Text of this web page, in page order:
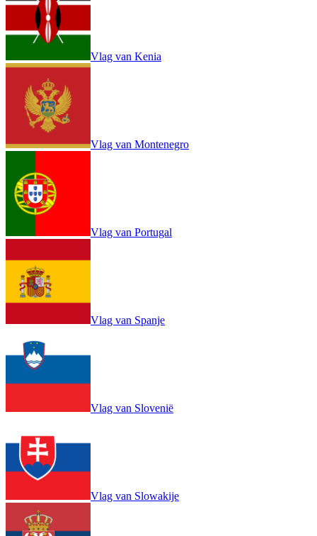
Vlag van Kenia
Vlag van Montenegro
Vlag van Portugal
Vlag van Spanje
Vlag van Slovenië
Vlag van Slowakije